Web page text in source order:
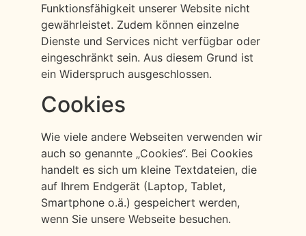
Funktionsfähigkeit unserer Website nicht
gewährleistet. Zudem können einzelne
Dienste und Services nicht verfügbar oder
eingeschränkt sein. Aus diesem Grund ist
ein Widerspruch ausgeschlossen.
Cookies
Wie viele andere Webseiten verwenden wir
auch so genannte „Cookies“. Bei Cookies
handelt es sich um kleine Textdateien, die
auf Ihrem Endgerät (Laptop, Tablet,
Smartphone o.ä.) gespeichert werden,
wenn Sie unsere Webseite besuchen.